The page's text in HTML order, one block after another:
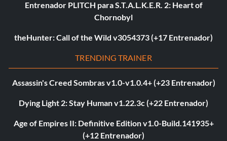
Entrenador PLITCH para S.T.A.L.K.E.R. 2: Heart of
Chornobyl
theHunter: Call of the Wild v3054373 (+17 Entrenador)
TRENDING TRAINER
Assassin's Creed Sombras v1.0-v1.0.4+ (+23 Entrenador)
Dying Light 2: Stay Human v1.22.3c (+22 Entrenador)
Age of Empires II: Definitive Edition v1.0-Build.141935+
(+12 Entrenador)